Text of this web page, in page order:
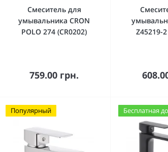
Смеситель для
умывальника CRON
POLO 274 (CR0202)
759.00 грн.
В корзину
Z45219-
В
Популярный Бесплатная